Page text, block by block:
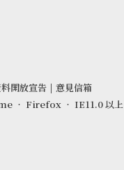
開放宣告 | 意見信箱
‧ Firefox ‧ IE11.0 以上